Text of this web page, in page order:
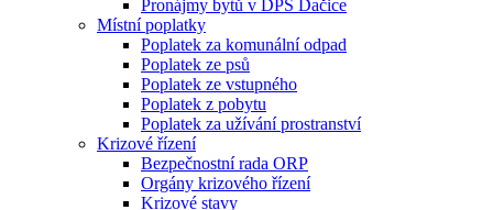
Pronájmy bytů v DPS Dačice
Místní poplatky
Poplatek za komunální odpad
Poplatek ze psů
Poplatek ze vstupného
Poplatek z pobytu
Poplatek za užívání prostranství
Krizové řízení
Bezpečnostní rada ORP
Orgány krizového řízení
Krizové stavy